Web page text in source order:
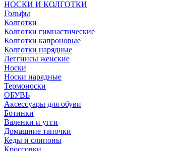
НОСКИ И КОЛГОТКИ
Гольфы
Колготки
Колготки гимнастические
Колготки капроновые
Колготки нарядные
Леггинсы женские
Носки
Носки нарядные
Термоноски
ОБУВЬ
Аксессуары для обуви
Ботинки
Валенки и угги
Домашние тапочки
Кеды и слипоны
Кроссовки